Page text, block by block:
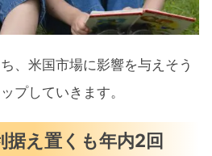
、米国市場に影響を与えそう
プしていきます。
え置くも年内2回